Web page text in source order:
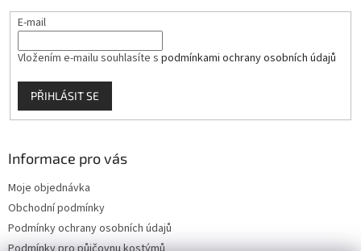
E-mail
Vložením e-mailu souhlasíte s podmínkami ochrany osobních údajů
PŘIHLÁSIT SE
Informace pro vás
Moje objednávka
Obchodní podmínky
Podmínky ochrany osobních údajů